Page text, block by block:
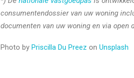
consumentendossier van uw woning
documenten van uw woning en via
Photo by Priscilla Du Preez on Unsplash